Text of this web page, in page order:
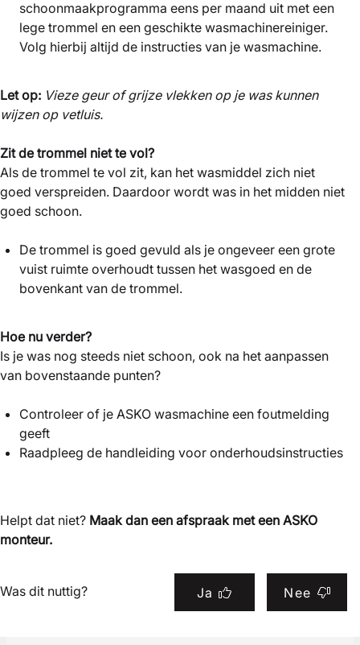
schoonmaakprogramma eens per maand uit met een
lege trommel en een geschikte wasmachinereiniger.
Volg hierbij altijd de instructies van je wasmachine.
Let op: Vieze geur of grijze vlekken op je was kunnen
wijzen op vetluis.
Zit de trommel niet te vol?
Als de trommel te vol zit, kan het wasmiddel zich niet
goed verspreiden. Daardoor wordt was in het midden niet
goed schoon.
De trommel is goed gevuld als je ongeveer een grote
vuist ruimte overhoudt tussen het wasgoed en de
bovenkant van de trommel.
Hoe nu verder?
Is je was nog steeds niet schoon, ook na het aanpassen
van bovenstaande punten?
Controleer of je ASKO wasmachine een foutmelding
geeft
Raadpleeg de handleiding voor onderhoudsinstructies
Helpt dat niet? Maak dan een afspraak met een ASKO
monteur.
Was dit nuttig? Ja Nee